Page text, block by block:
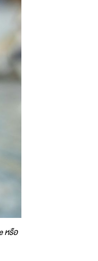
หรือ